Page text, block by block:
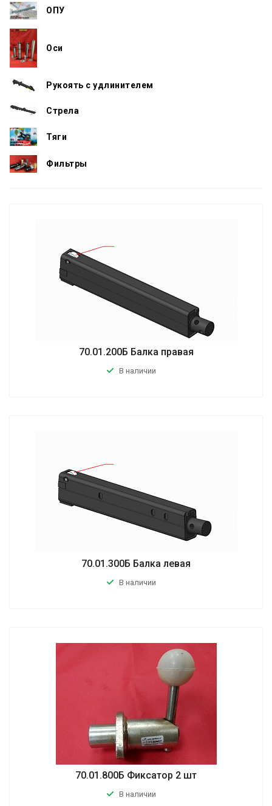
ОПУ
Оси
Рукоять с удлинителем
Стрела
Тяги
Фильтры
70.01.200Б Балка правая
В наличии
70.01.300Б Балка левая
В наличии
70.01.800Б Фиксатор 2 шт
В наличии